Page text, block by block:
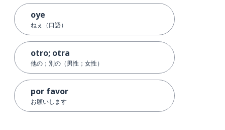
oye
ねぇ（口語）
otro; otra
他の；別の（男性；女性）
por favor
お願いします